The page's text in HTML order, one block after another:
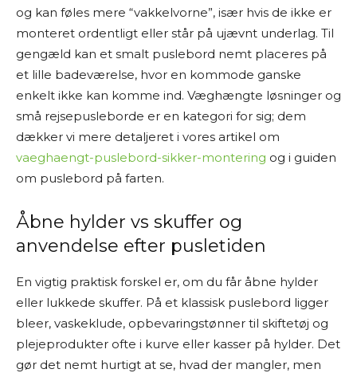
og kan føles mere “vakkelvorne”, især hvis de ikke er
monteret ordentligt eller står på ujævnt underlag. Til
gengæld kan et smalt puslebord nemt placeres på
et lille badeværelse, hvor en kommode ganske
enkelt ikke kan komme ind. Væghængte løsninger og
små rejsepusleborde er en kategori for sig; dem
dækker vi mere detaljeret i vores artikel om
vaeghaengt-puslebord-sikker-montering og i guiden
om puslebord på farten.
Åbne hylder vs skuffer og
anvendelse efter pusletiden
En vigtig praktisk forskel er, om du får åbne hylder
eller lukkede skuffer. På et klassisk puslebord ligger
bleer, vaskeklude, opbevaringstønner til skiftetøj og
plejeprodukter ofte i kurve eller kasser på hylder. Det
gør det nemt hurtigt at se, hvad der mangler, men